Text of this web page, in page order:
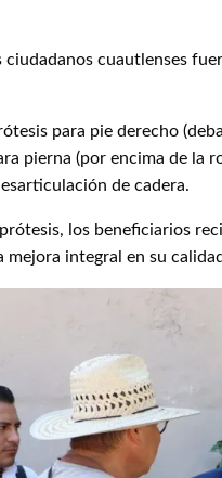
ciudadanos cuautlenses
para pie derecho
pierna (por encima de la
de cadera.
los beneficiarios
integral en su